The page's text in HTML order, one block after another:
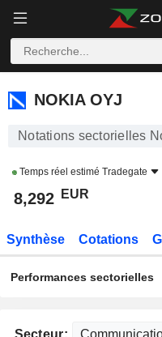
NOKIA OYJ
NOKIA OYJ
Notations sectorielles
Temps réel estimé Tradegate
8,292 EUR
Synthèse Cotations
Performances sectorielles
Secteur: